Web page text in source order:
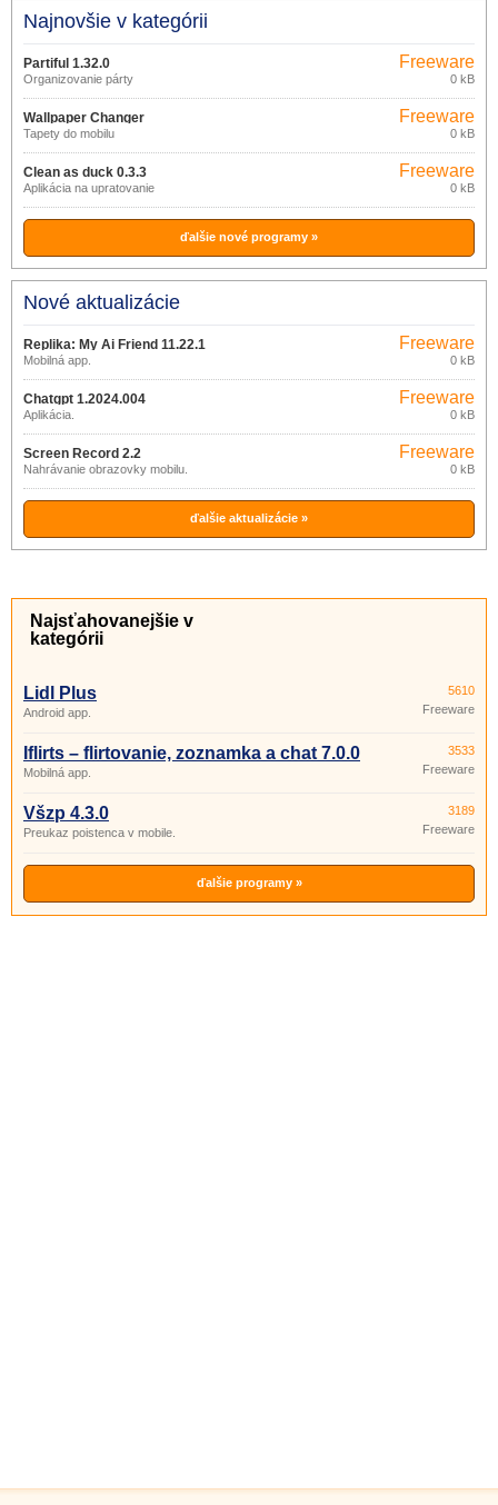
Najnovšie v kategórii
Partiful 1.32.0
Organizovanie párty
Freeware
0 kB
Wallpaper Changer
Tapety do mobilu
Freeware
0 kB
Clean as duck 0.3.3
Aplikácia na upratovanie
Freeware
0 kB
ďalšie nové programy »
Nové aktualizácie
Replika: My Ai Friend 11.22.1
Mobilná app.
Freeware
0 kB
Chatgpt 1.2024.004
Aplikácia.
Freeware
0 kB
Screen Record 2.2
Nahrávanie obrazovky mobilu.
Freeware
0 kB
ďalšie aktualizácie »
Najsťahovanejšie v
kategórii
Lidl Plus
Android app.
5610
Freeware
Iflirts – flirtovanie, zoznamka a chat 7.0.0
Mobilná app.
3533
Freeware
Všzp 4.3.0
Preukaz poistenca v mobile.
3189
Freeware
ďalšie programy »